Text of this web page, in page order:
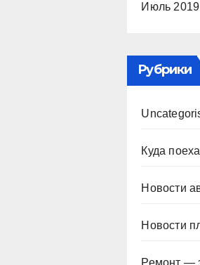
Июль 2019
Рубрики
Куда
Новости
Новости
Ремонт —